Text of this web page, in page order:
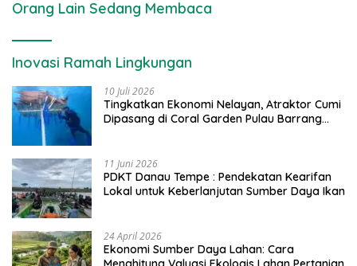
Orang Lain Sedang Membaca
Inovasi Ramah Lingkungan
10 Juli 2026
Tingkatkan Ekonomi Nelayan, Atraktor Cumi
Dipasang di Coral Garden Pulau Barrang
11 Juni 2026
PDKT Danau Tempe : Pendekatan Kearifan
Lokal untuk Keberlanjutan Sumber Daya Ikan
24 April 2026
Ekonomi Sumber Daya Lahan: Cara